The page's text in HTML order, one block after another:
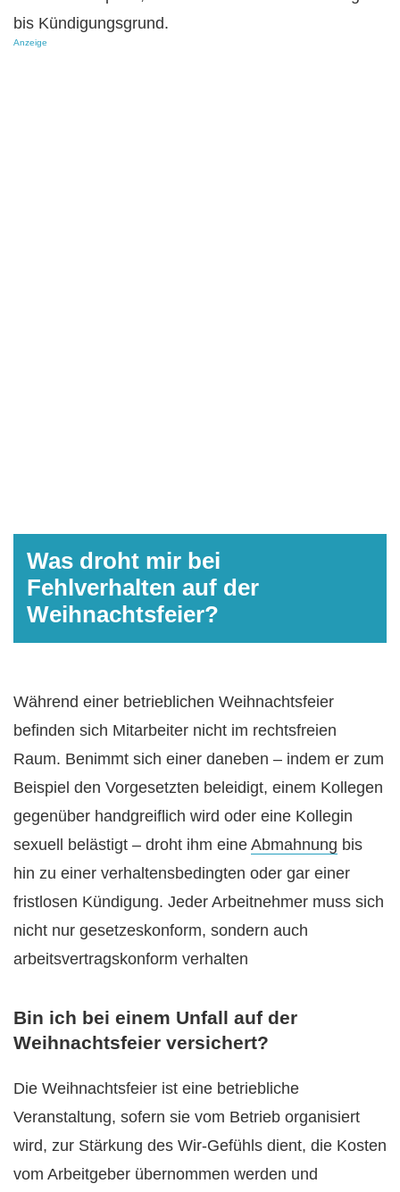
bis Kündigungsgrund.
Anzeige
Was droht mir bei
Fehlverhalten auf der
Weihnachtsfeier?
Während einer betrieblichen Weihnachtsfeier
befinden sich Mitarbeiter nicht im rechtsfreien
Raum. Benimmt sich einer daneben – indem er zum
Beispiel den Vorgesetzten beleidigt, einem Kollegen
gegenüber handgreiflich wird oder eine Kollegin
sexuell belästigt – droht ihm eine Abmahnung bis
hin zu einer verhaltensbedingten oder gar einer
fristlosen Kündigung. Jeder Arbeitnehmer muss sich
nicht nur gesetzeskonform, sondern auch
arbeitsvertragskonform verhalten
Bin ich bei einem Unfall auf der
Weihnachtsfeier versichert?
Die Weihnachtsfeier ist eine betriebliche
Veranstaltung, sofern sie vom Betrieb organisiert
wird, zur Stärkung des Wir-Gefühls dient, die Kosten
vom Arbeitgeber übernommen werden und